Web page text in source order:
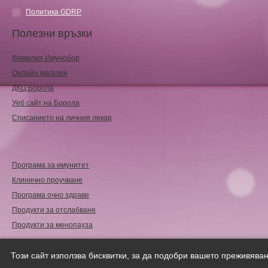
Политика GDRP
Полезни връзки
Фамилия Имунобор
Онлайн магазин
ДКЦ Борола
Уеб сайт на Борола
Списанието на личния лекар
Програма за имунитет
Клинично проучване
Програма очно здраве
Продукти за отслабване
Продукти за менопауза
Copyright © 2018 | Всички права запазени.
Този сайт използва бисквитки, за да подобри вашето